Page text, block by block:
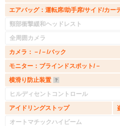
エアバッグ：運転席/助手席/サイド/カー
頸部衝撃緩和ヘッドレスト
全周囲カメラ
カメラ：－/－/バック
モニター：ブラインドスポット/－
横滑り防止装置
ヒルディセントコントロール
アイドリングストップ
オートマチックハイビーム